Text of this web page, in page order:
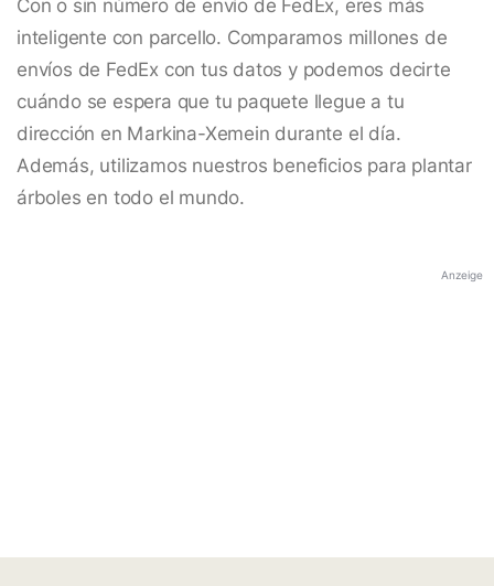
Con o sin número de envío de FedEx, eres más
inteligente con parcello. Comparamos millones de
envíos de FedEx con tus datos y podemos decirte
cuándo se espera que tu paquete llegue a tu
dirección en Markina-Xemein durante el día.
Además, utilizamos nuestros beneficios para plantar
árboles en todo el mundo.
Anzeige